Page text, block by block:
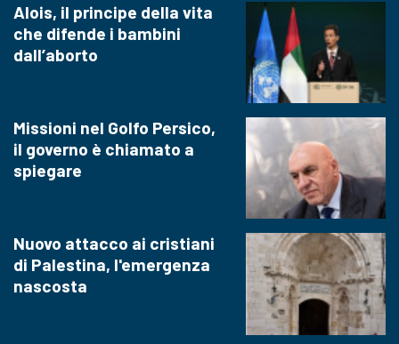
Alois, il principe della vita
che difende i bambini
dall’aborto
Missioni nel Golfo Persico,
il governo è chiamato a
spiegare
Nuovo attacco ai cristiani
di Palestina, l'emergenza
nascosta